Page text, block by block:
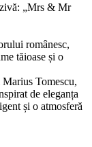
„Mrs & Mr
românesc,
tăioase și o
Tomescu,
de eleganța
și o atmosferă